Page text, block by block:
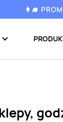
👩‍🎓